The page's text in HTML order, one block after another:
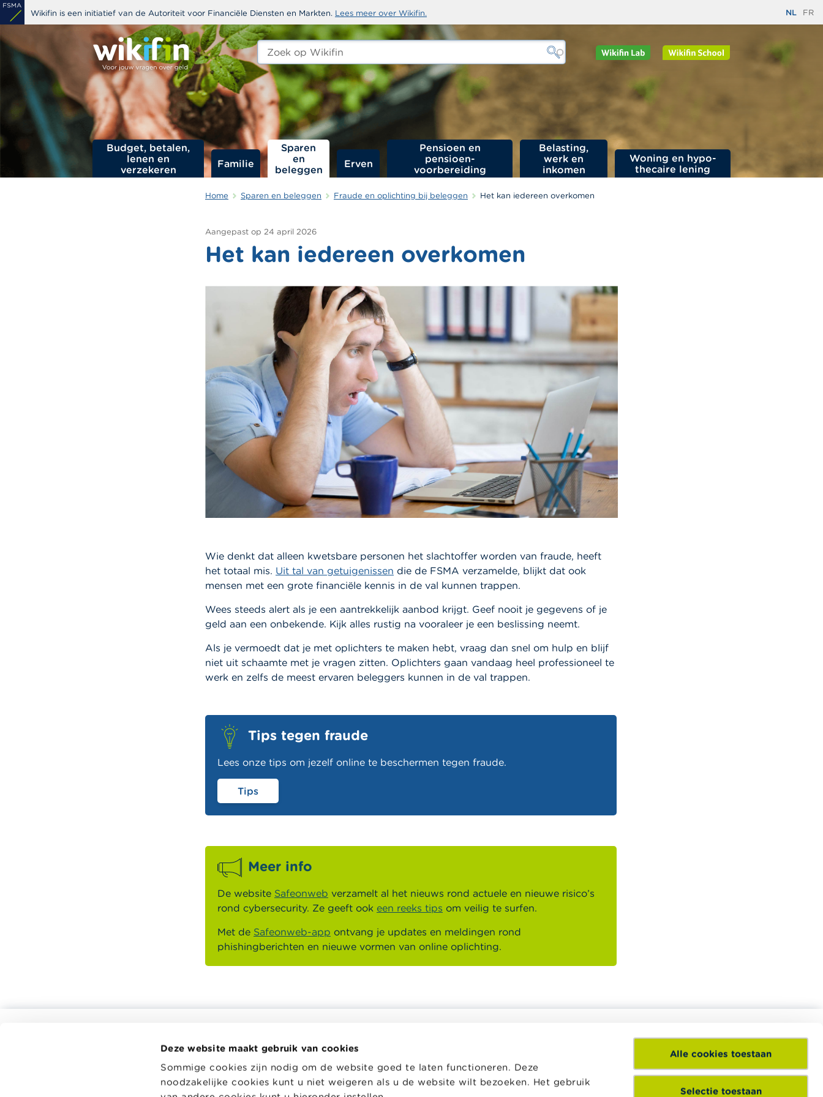
Deze website maakt gebruik van cookies
Sommige cookies zijn nodig om de website goed te laten functioneren. Deze
noodzakelijke cookies kunt u niet weigeren als u de website wilt bezoeken. Het gebruik
Alle cookies toestaan
Selectie toestaan
Overslaan
en
naar
inhoud
Wikifin is een initiatief van de Autoriteit voor Financiële Diensten en Markten. Lees meer over Wikifin. NL FR
Zoeken
edit-
Budget, betalen,
lenen en
verzekeren
Familie
Sparen
en
beleggen
Erven
Pensioen en
pensioen­
voorbereiding
Belasting,
werk en
inkomen
Woning en hypo­
thecaire lening
Home Sparen en beleggen Fraude en oplichting bij beleggen Het kan iedereen overkomen
Aangepast op 24 april 2026
Het kan iedereen overkomen
Wie denkt dat alleen kwetsbare personen het slachtoffer worden van fraude, heeft
het totaal mis. Uit tal van getuigenissen die de FSMA verzamelde, blijkt dat ook
mensen met een grote financiële kennis in de val kunnen trappen.
Wees steeds alert als je een aantrekkelijk aanbod krijgt. Geef nooit je gegevens of je
geld aan een onbekende. Kijk alles rustig na vooraleer je een beslissing neemt.
Als je vermoedt dat je met oplichters te maken hebt, vraag dan snel om hulp en blijf
niet uit schaamte met je vragen zitten. Oplichters gaan vandaag heel professioneel te
werk en zelfs de meest ervaren beleggers kunnen in de val trappen.
Tips tegen fraude
Lees onze tips om jezelf online te beschermen tegen fraude.
Tips
Meer info
De website Safeonweb verzamelt al het nieuws rond actuele en nieuwe risico’s
rond cybersecurity. Ze geeft ook een reeks tips om veilig te surfen.
Met de Safeonweb-app ontvang je updates en meldingen rond
phishingberichten en nieuwe vormen van online oplichting.
Budget, betalen, lenen en verzekeren
Wikifin.be helpt je bij financiële
beslissingen. Ze stelt gratis betrouwbare
en handige informatie ter beschikking,
pedagogisch lesmateriaal en opleidingen
aan leerkrachten om hen te ondersteunen
Het Wikifin Lab is een digitaal en
interactief centrum voor financiële